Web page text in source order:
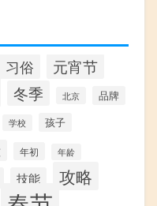
习俗 元宵节
冬季 北京 品牌
学校 孩子
年初 年龄
技能 攻略